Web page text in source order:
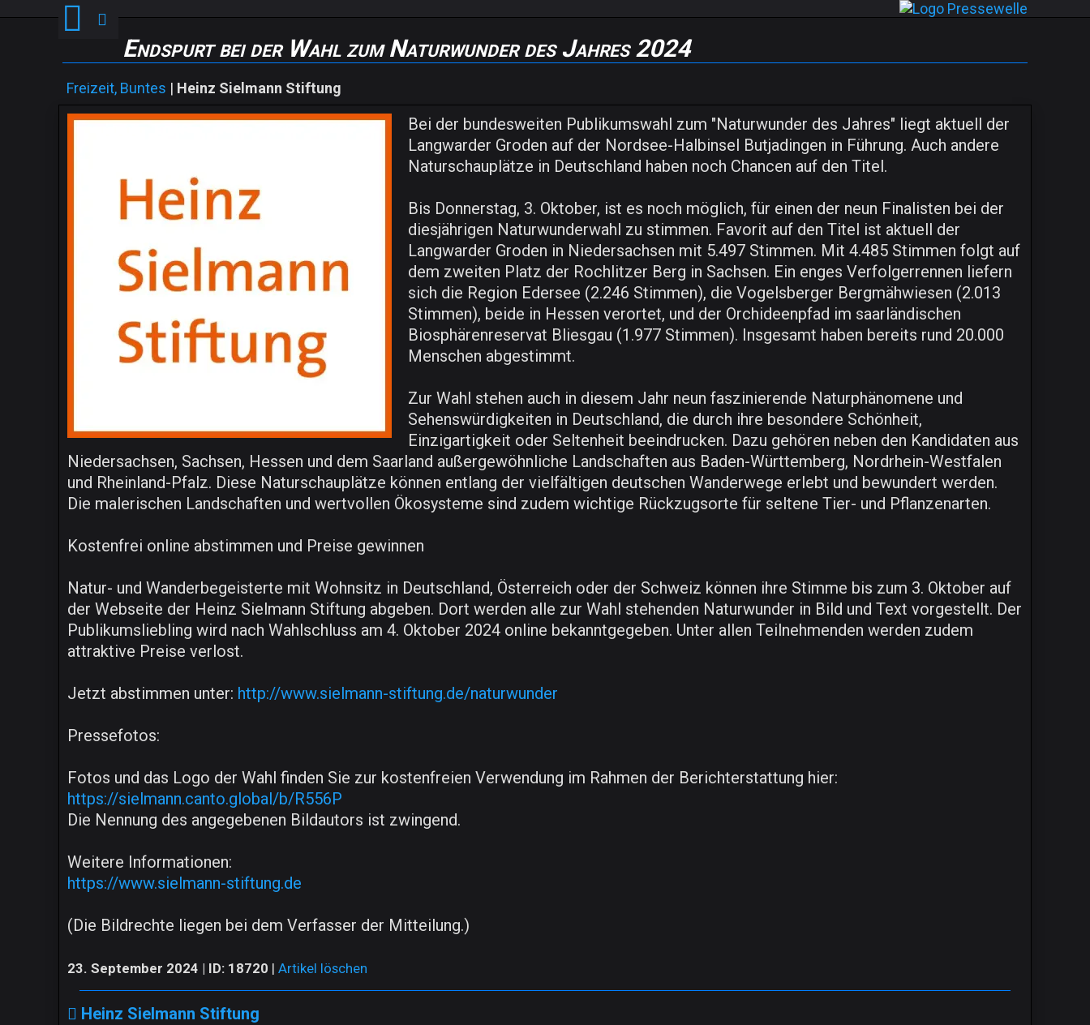
Endspurt bei der Wahl zum Naturwunder des Jahres 2024
Freizeit, Buntes | Heinz Sielmann Stiftung
Bei der bundesweiten Publikumswahl zum "Naturwunder des Jahres" liegt aktuell der
Langwarder Groden auf der Nordsee-Halbinsel Butjadingen in Führung. Auch andere
Naturschauplätze in Deutschland haben noch Chancen auf den Titel.
Bis Donnerstag, 3. Oktober, ist es noch möglich, für einen der neun Finalisten bei der
diesjährigen Naturwunderwahl zu stimmen. Favorit auf den Titel ist aktuell der
Langwarder Groden in Niedersachsen mit 5.497 Stimmen. Mit 4.485 Stimmen folgt auf
dem zweiten Platz der Rochlitzer Berg in Sachsen. Ein enges Verfolgerrennen liefern
sich die Region Edersee (2.246 Stimmen), die Vogelsberger Bergmähwiesen (2.013
Stimmen), beide in Hessen verortet, und der Orchideenpfad im saarländischen
Biosphärenreservat Bliesgau (1.977 Stimmen). Insgesamt haben bereits rund 20.000
Menschen abgestimmt.
Zur Wahl stehen auch in diesem Jahr neun faszinierende Naturphänomene und
Sehenswürdigkeiten in Deutschland, die durch ihre besondere Schönheit,
Einzigartigkeit oder Seltenheit beeindrucken. Dazu gehören neben den Kandidaten aus
Niedersachsen, Sachsen, Hessen und dem Saarland außergewöhnliche Landschaften aus Baden-Württemberg, Nordrhein-Westfalen
und Rheinland-Pfalz. Diese Naturschauplätze können entlang der vielfältigen deutschen Wanderwege erlebt und bewundert werden.
Die malerischen Landschaften und wertvollen Ökosysteme sind zudem wichtige Rückzugsorte für seltene Tier- und Pflanzenarten.
Kostenfrei online abstimmen und Preise gewinnen
Natur- und Wanderbegeisterte mit Wohnsitz in Deutschland, Österreich oder der Schweiz können ihre Stimme bis zum 3. Oktober auf
der Webseite der Heinz Sielmann Stiftung abgeben. Dort werden alle zur Wahl stehenden Naturwunder in Bild und Text vorgestellt. Der
Publikumsliebling wird nach Wahlschluss am 4. Oktober 2024 online bekanntgegeben. Unter allen Teilnehmenden werden zudem
attraktive Preise verlost.
Jetzt abstimmen unter: http://www.sielmann-stiftung.de/naturwunder
Pressefotos:
Fotos und das Logo der Wahl finden Sie zur kostenfreien Verwendung im Rahmen der Berichterstattung hier:
https://sielmann.canto.global/b/R556P
Die Nennung des angegebenen Bildautors ist zwingend.
Weitere Informationen:
https://www.sielmann-stiftung.de
(Die Bildrechte liegen bei dem Verfasser der Mitteilung.)
23. September 2024 | ID: 18720 Artikel löschen
Heinz Sielmann Stiftung